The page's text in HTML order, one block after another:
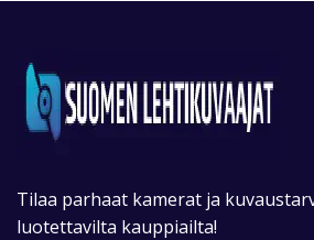
Tilaa parhaat kamerat ja
luotettavilta kauppiailta!